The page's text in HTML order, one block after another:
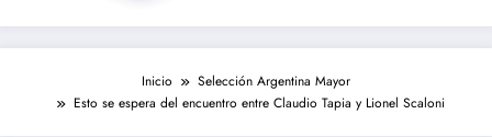
Inicio
Selección Argentina Mayor
Esto se espera del encuentro entre Claudio Tapia y Lionel Scaloni